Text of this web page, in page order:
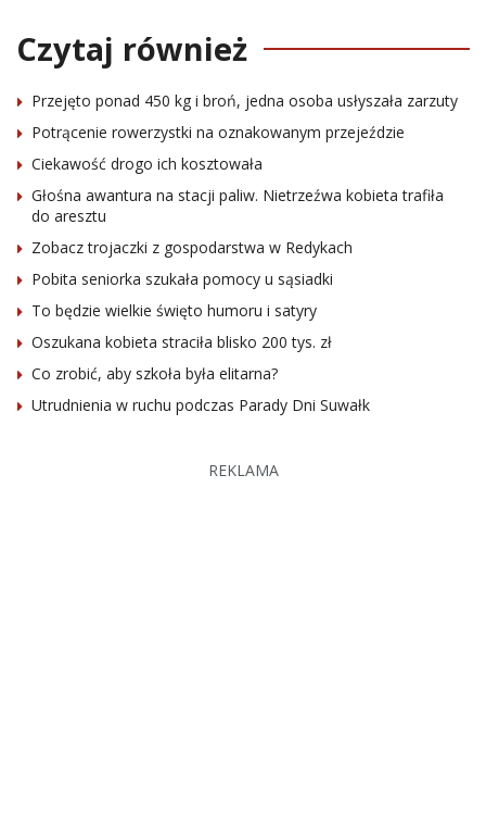
Czytaj również
Przejęto ponad 450 kg i broń, jedna osoba usłyszała zarzuty
Potrącenie rowerzystki na oznakowanym przejeździe
Ciekawość drogo ich kosztowała
Głośna awantura na stacji paliw. Nietrzeźwa kobieta trafiła
do aresztu
Zobacz trojaczki z gospodarstwa w Redykach
Pobita seniorka szukała pomocy u sąsiadki
To będzie wielkie święto humoru i satyry
Oszukana kobieta straciła blisko 200 tys. zł
Co zrobić, aby szkoła była elitarna?
Utrudnienia w ruchu podczas Parady Dni Suwałk
REKLAMA